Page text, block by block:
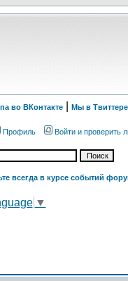
во ВКонтакте| Мы в Твиттере
Профиль Войти и проверить
всегда в курсе событий
▼